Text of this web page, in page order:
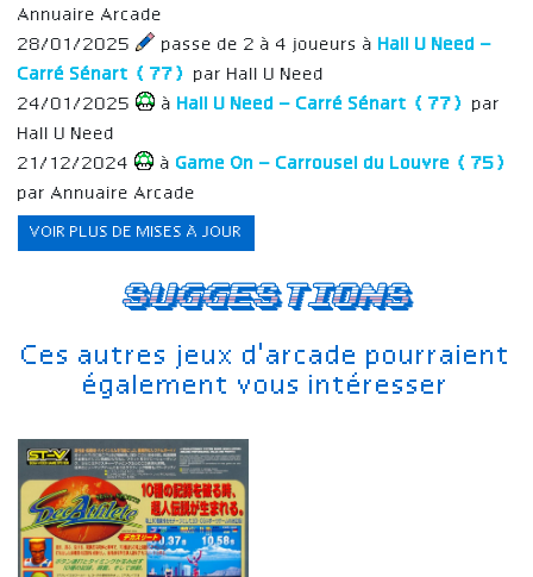
Suggestions
Ces autres jeux d'arcade pourraient
également vous intéresser
Annuaire Arcade
28/01/2025
passe de 2 à 4 joueurs à Hall U Need –
Carré Sénart (77)
par Hall U Need
24/01/2025
à Hall U Need – Carré Sénart (77)
par
Hall U Need
21/12/2024
à Game On – Carrousel du Louvre (75)
par Annuaire Arcade
VOIR PLUS DE MISES À JOUR